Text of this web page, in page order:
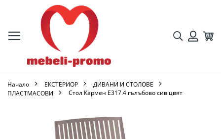
Търсене
Начало ЕКСТЕРИОР
ДИВАНИ И СТОЛОВЕ
ПЛАСТМАСОВИ
Стол Кармен Ε317.4 гълъбово сив цвят